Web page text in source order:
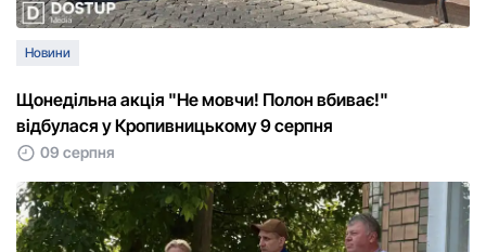
Новини
Щонедільна акція "Не мовчи! Полон вбиває!"
відбулася у Кропивницькому 9 серпня
09 серпня